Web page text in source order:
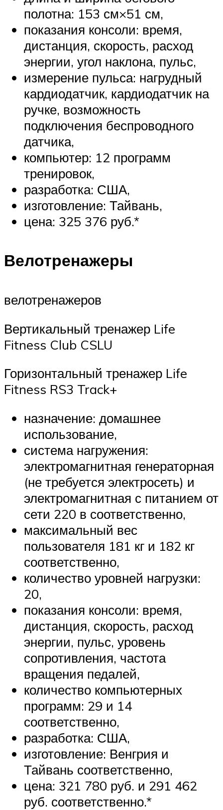
полотна: 153 см×51 см,
показания консоли: время,
дистанция, скорость, расход
энергии, угол наклона, пульс,
измерение пульса: нагрудный
кардиодатчик, кардиодатчик на
ручке, возможность
подключения беспроводного
датчика,
компьютер: 12 программ
тренировок,
разработка: США,
изготовление: Тайвань,
цена: 325 376 руб.*
Велотренажеры
велотренажеров
Вертикальный тренажер Life
Fitness Club CSLU
Горизонтальный тренажер Life
Fitness RS3 Track+
назначение: домашнее
использование,
система нагружения:
электромагнитная генераторная
(не требуется электросеть) и
электромагнитная с питанием от
сети 220 в соответственно,
максимальный вес
пользователя 181 кг и 182 кг
соответственно,
количество уровней нагрузки:
20,
показания консоли: время,
дистанция, скорость, расход
энергии, пульс, уровень
сопротивления, частота
вращения педалей,
количество компьютерных
программ: 29 и 14
соответственно,
разработка: США,
изготовление: Венгрия и
Тайвань соответственно,
цена: 321 780 руб. и 291 462
руб. соответственно.*